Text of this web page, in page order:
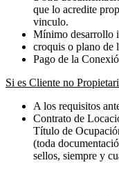
que lo acredite
vinculo.
Mínimo desarrollo
croquis o plano de
Pago de la
Si es Cliente no
A los requisitos
Contrato de
Título de
(toda
sellos, siempre y